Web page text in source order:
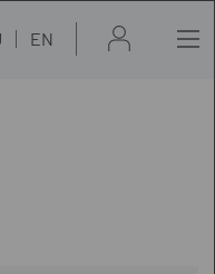
EN